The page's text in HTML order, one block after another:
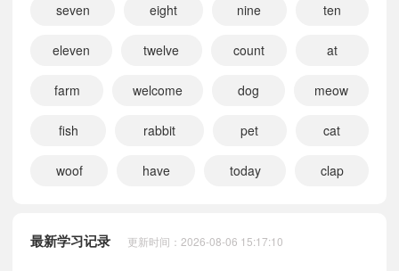
seven eight nine ten
eleven twelve count at
farm welcome dog meow
fish rabbit pet cat
woof have today clap
最新学习记录 更新时间：2026-08-06 15:17:10
小宝116334 正在学习 外研新启航一年级上册Unit 3 Pets课文朗读